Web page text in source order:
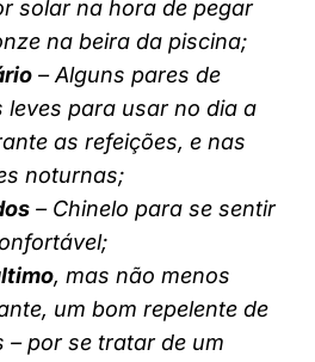
solar na hora de pegar
na beira da piscina;
– Alguns pares de
leves para usar no dia a
as refeições, e nas
noturnas;
– Chinelo para se sentir
, mas não menos
um bom repelente de
– por se tratar de um